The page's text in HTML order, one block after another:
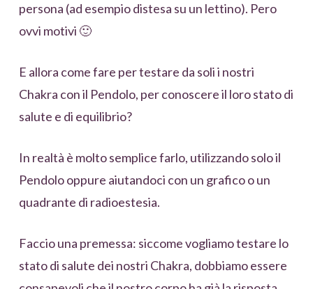
persona (ad esempio distesa su un lettino). Pero
ovvi motivi 🙂
E allora come fare per testare da soli i nostri
Chakra con il Pendolo, per conoscere il loro stato di
salute e di equilibrio?
In realtà è molto semplice farlo, utilizzando solo il
Pendolo oppure aiutandoci con un grafico o un
quadrante di radioestesia.
Faccio una premessa: siccome vogliamo testare lo
stato di salute dei nostri Chakra, dobbiamo essere